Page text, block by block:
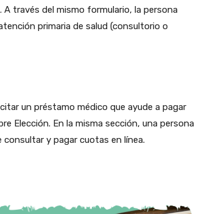
través del mismo formulario, la persona
primaria de salud (consultorio o
un préstamo médico que ayude a pagar
Elección. En la misma sección, una persona
y pagar cuotas en línea.